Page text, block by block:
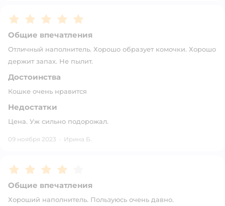
Рейтинг:5
Общие впечатления
Отличный наполнитель. Хорошо образует комочки. Хорошо
держит запах. Не пылит.
Достоинства
Кошке очень нравится
Недостатки
Цена. Уж сильно подорожал.
09 ноября 2023 · Ирина Б.
Рейтинг:4
Общие впечатления
Хороший наполнитель. Пользуюсь очень давно.